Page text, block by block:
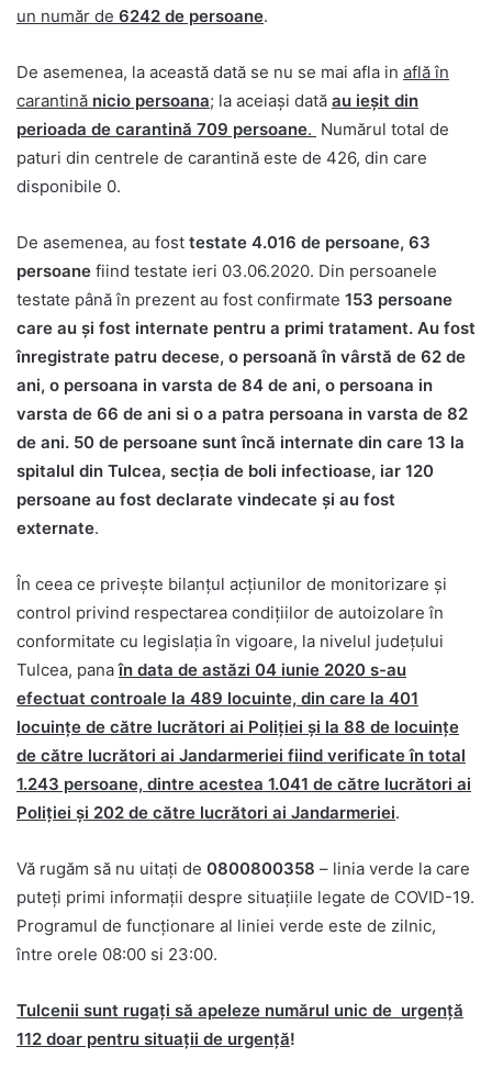
un număr de 6242 de persoane.
De asemenea, la această dată se nu se mai afla in află în
carantină nicio persoana; la aceiași dată au ieşit din
perioada de carantină 709 persoane. Numărul total de
paturi din centrele de carantină este de 426, din care
disponibile 0.
De asemenea, au fost testate 4.016 de persoane, 63
persoane fiind testate ieri 03.06.2020. Din persoanele
testate până în prezent au fost confirmate 153 persoane
care au şi fost internate pentru a primi tratament. Au fost
înregistrate patru decese, o persoană în vârstă de 62 de
ani, o persoana in varsta de 84 de ani, o persoana in
varsta de 66 de ani si o a patra persoana in varsta de 82
de ani. 50 de persoane sunt încă internate din care 13 la
spitalul din Tulcea, secția de boli infectioase, iar 120
persoane au fost declarate vindecate şi au fost
externate.
În ceea ce priveşte bilanţul acțiunilor de monitorizare și
control privind respectarea condițiilor de autoizolare în
conformitate cu legislația în vigoare, la nivelul judeţului
Tulcea, panaîn data de astăzi 04 iunie 2020 s-au
efectuat controale la 489 locuinte, din care la 401
locuinţe de către lucrători ai Poliţiei şi la 88 de locuinţe
de către lucrători ai Jandarmeriei fiind verificate în total
1.243 persoane, dintre acestea 1.041 de către lucrători ai
Poliţiei şi 202 de către lucrători ai Jandarmeriei.
Vă rugăm să nu uitați de 0800800358 – linia verde la care
puteţi primi informații despre situațiile legate de COVID-19.
Programul de funcționare al liniei verde este de zilnic,
între orele 08:00 si 23:00.
Tulcenii sunt rugați să apeleze numărul unic de urgență
112 doar pentru situații de urgență!